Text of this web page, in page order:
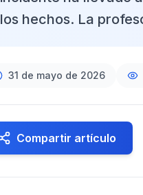
los hechos. La
31 de mayo de 2026
Compartir artículo